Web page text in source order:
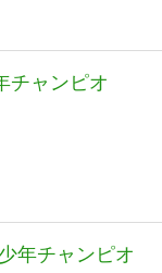
チャンピオ
年チャンピオ